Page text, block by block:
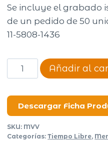
Se incluye el grabado
de un pedido de 50
11-5808-1436
Mate
Viajero
Soft
Touch
Aro
Añadir al
Descargar Ficha
SKU: MVV
Categorías:Tiempo Libre,